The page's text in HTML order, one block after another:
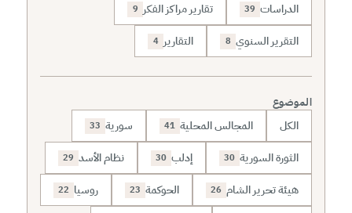
الدراسات 39 تقارير مراكز الفكر 9
التقرير السنوي 8 التقارير 4
الموضوع
الكل المجالس المحلية 41 سورية 33
الثورة السورية 30 إدلب 30 نظام الأسد 29
هيئة تحرير الشام 26 الحوكمة 23 روسيا 22